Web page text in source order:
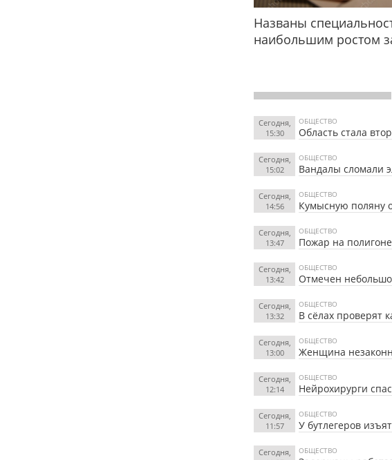
Названы
наибольшим ростом
Сегодня,
15:30
ОБЩЕСТВО
Область стала
Сегодня,
15:02
ОБЩЕСТВО
Вандалы сломали
Сегодня,
14:56
ОБЩЕСТВО
Кумысную поляну
Сегодня,
13:47
ОБЩЕСТВО
Пожар на
Сегодня,
13:42
ОБЩЕСТВО
Отмечен
Сегодня,
13:32
ОБЩЕСТВО
В сёлах проверят
Сегодня,
13:00
ОБЩЕСТВО
Женщина
Сегодня,
12:14
ОБЩЕСТВО
Нейрохирурги
Сегодня,
11:57
ОБЩЕСТВО
У бутлегеров
Сегодня,
ОБЩЕСТВО